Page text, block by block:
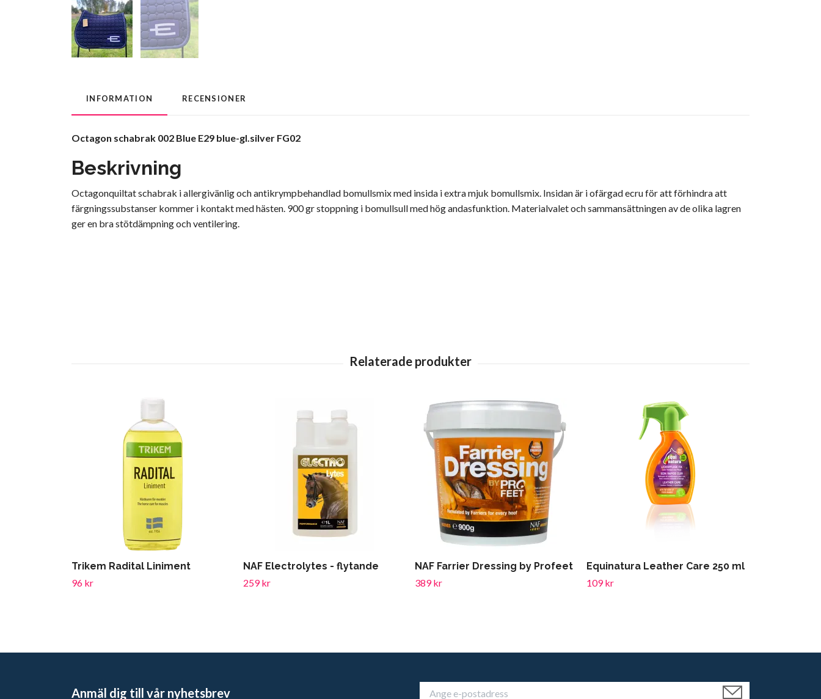
INFORMATION RECENSIONER
Octagon schabrak 002 Blue E29 blue-gl.silver FG02
Beskrivning
Octagonquiltat schabrak i allergivänlig och antikrympbehandlad bomullsmix med insida i extra mjuk bomullsmix. Insidan är i ofärgad ecru för att förhindra att
färgningssubstanser kommer i kontakt med hästen. 900 gr stoppning i bomullsull med hög andasfunktion. Materialvalet och sammansättningen av de olika lagren
ger en bra stötdämpning och ventilering.
Trikem Radital Liniment
96 kr
NAF Electrolytes - flytande
259 kr
NAF Farrier Dressing by Profeet
389 kr
Equinatura Leather Care 250 ml
109 kr
Anmäl dig till vår nyhetsbrev